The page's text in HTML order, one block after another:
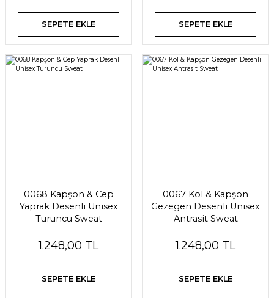
SEPETE EKLE SEPETE EKLE
0068 Kapşon & Cep
Yaprak Desenli Unisex
Turuncu Sweat
1.248,00 TL
SEPETE EKLE
0067 Kol & Kapşon
Gezegen Desenli Unisex
Antrasit Sweat
1.248,00 TL
SEPETE EKLE